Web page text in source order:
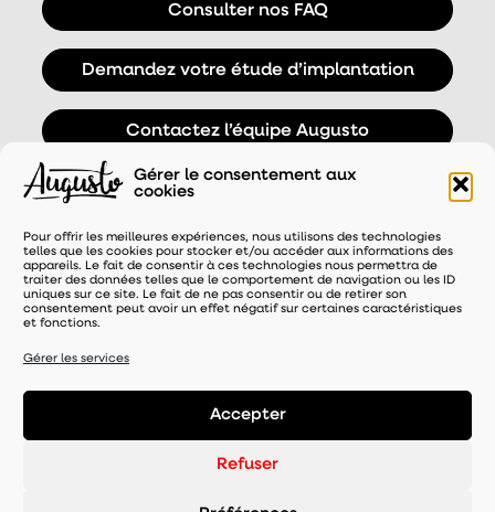
Gérer le consentement aux
cookies
Pour offrir les meilleures expériences, nous utilisons des technologies
telles que les cookies pour stocker et/ou accéder aux informations des
appareils. Le fait de consentir à ces technologies nous permettra de
traiter des données telles que le comportement de navigation ou les ID
uniques sur ce site. Le fait de ne pas consentir ou de retirer son
consentement peut avoir un effet négatif sur certaines caractéristiques
et fonctions.
Gérer les services
Accepter
Refuser
Consulter nos FAQ
Demandez votre étude d’implantation
Contactez l’équipe Augusto
Mentions légales
-